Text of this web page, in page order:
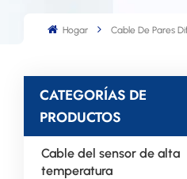
Hogar Cable De Pares
CATEGORÍAS DE
PRODUCTOS
Cable del sensor de alta
temperatura